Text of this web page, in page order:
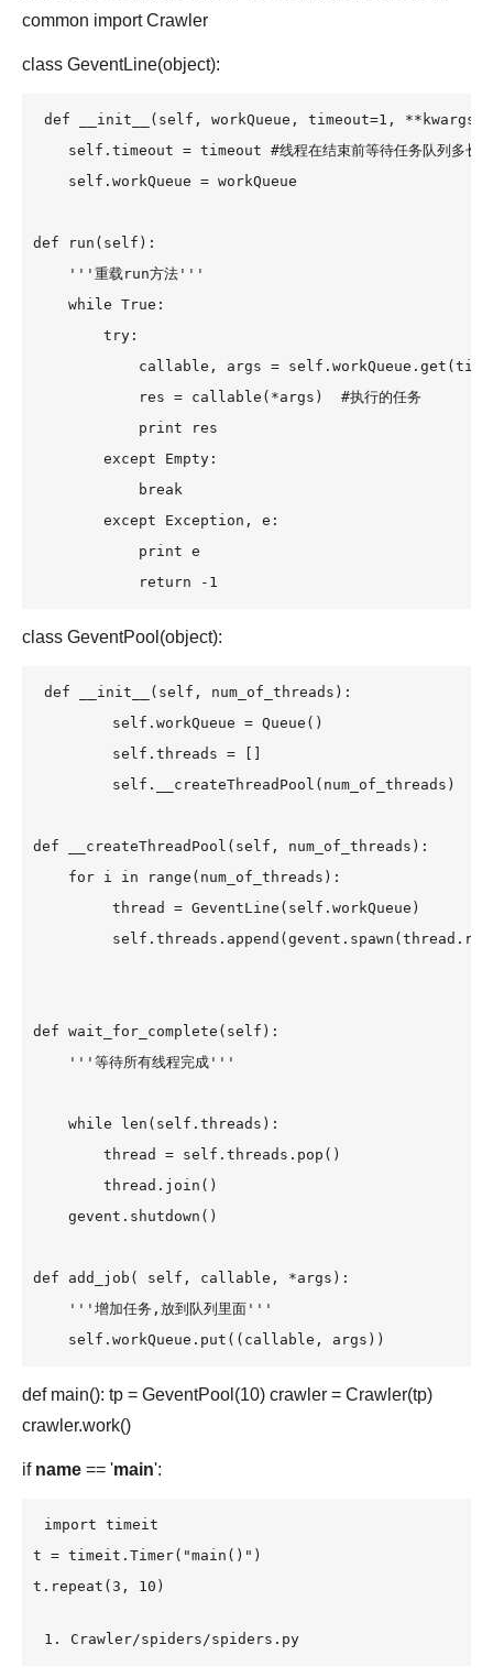
common import Crawler
class GeventLine(object):
def __init__(self, workQueue, timeout=1, **kwargs):
self.timeout = timeout #线程在结束前等待任务队列多长
    self.workQueue = workQueue
def run(self):
    '''重载run方法'''
    while True:
        try:
callable, args =
            res = callable(*args)  #执行的任务
            print res
        except Empty:
            break
        except Exception, e:
            print e
            return -1
class GeventPool(object):
def __init__(self, num_of_threads):
         self.workQueue = Queue()
         self.threads = []
         self.__createThreadPool(num_of_threads)
def __createThreadPool(self, num_of_threads):
    for i in range(num_of_threads):
         thread = GeventLine(self.workQueue)
def wait_for_complete(self):
    '''等待所有线程完成'''
    while len(self.threads):
        thread = self.threads.pop()
        thread.join()
    gevent.shutdown()
def add_job( self, callable, *args):
    '''增加任务,放到队列里面'''
    self.workQueue.put((callable, args))
def main(): tp = GeventPool(10) crawler = Crawler(tp)
crawler.work()
if name == 'main':
import timeit
t = timeit.Timer("main()")
t.repeat(3, 10)
1. Crawler/spiders/spiders.py